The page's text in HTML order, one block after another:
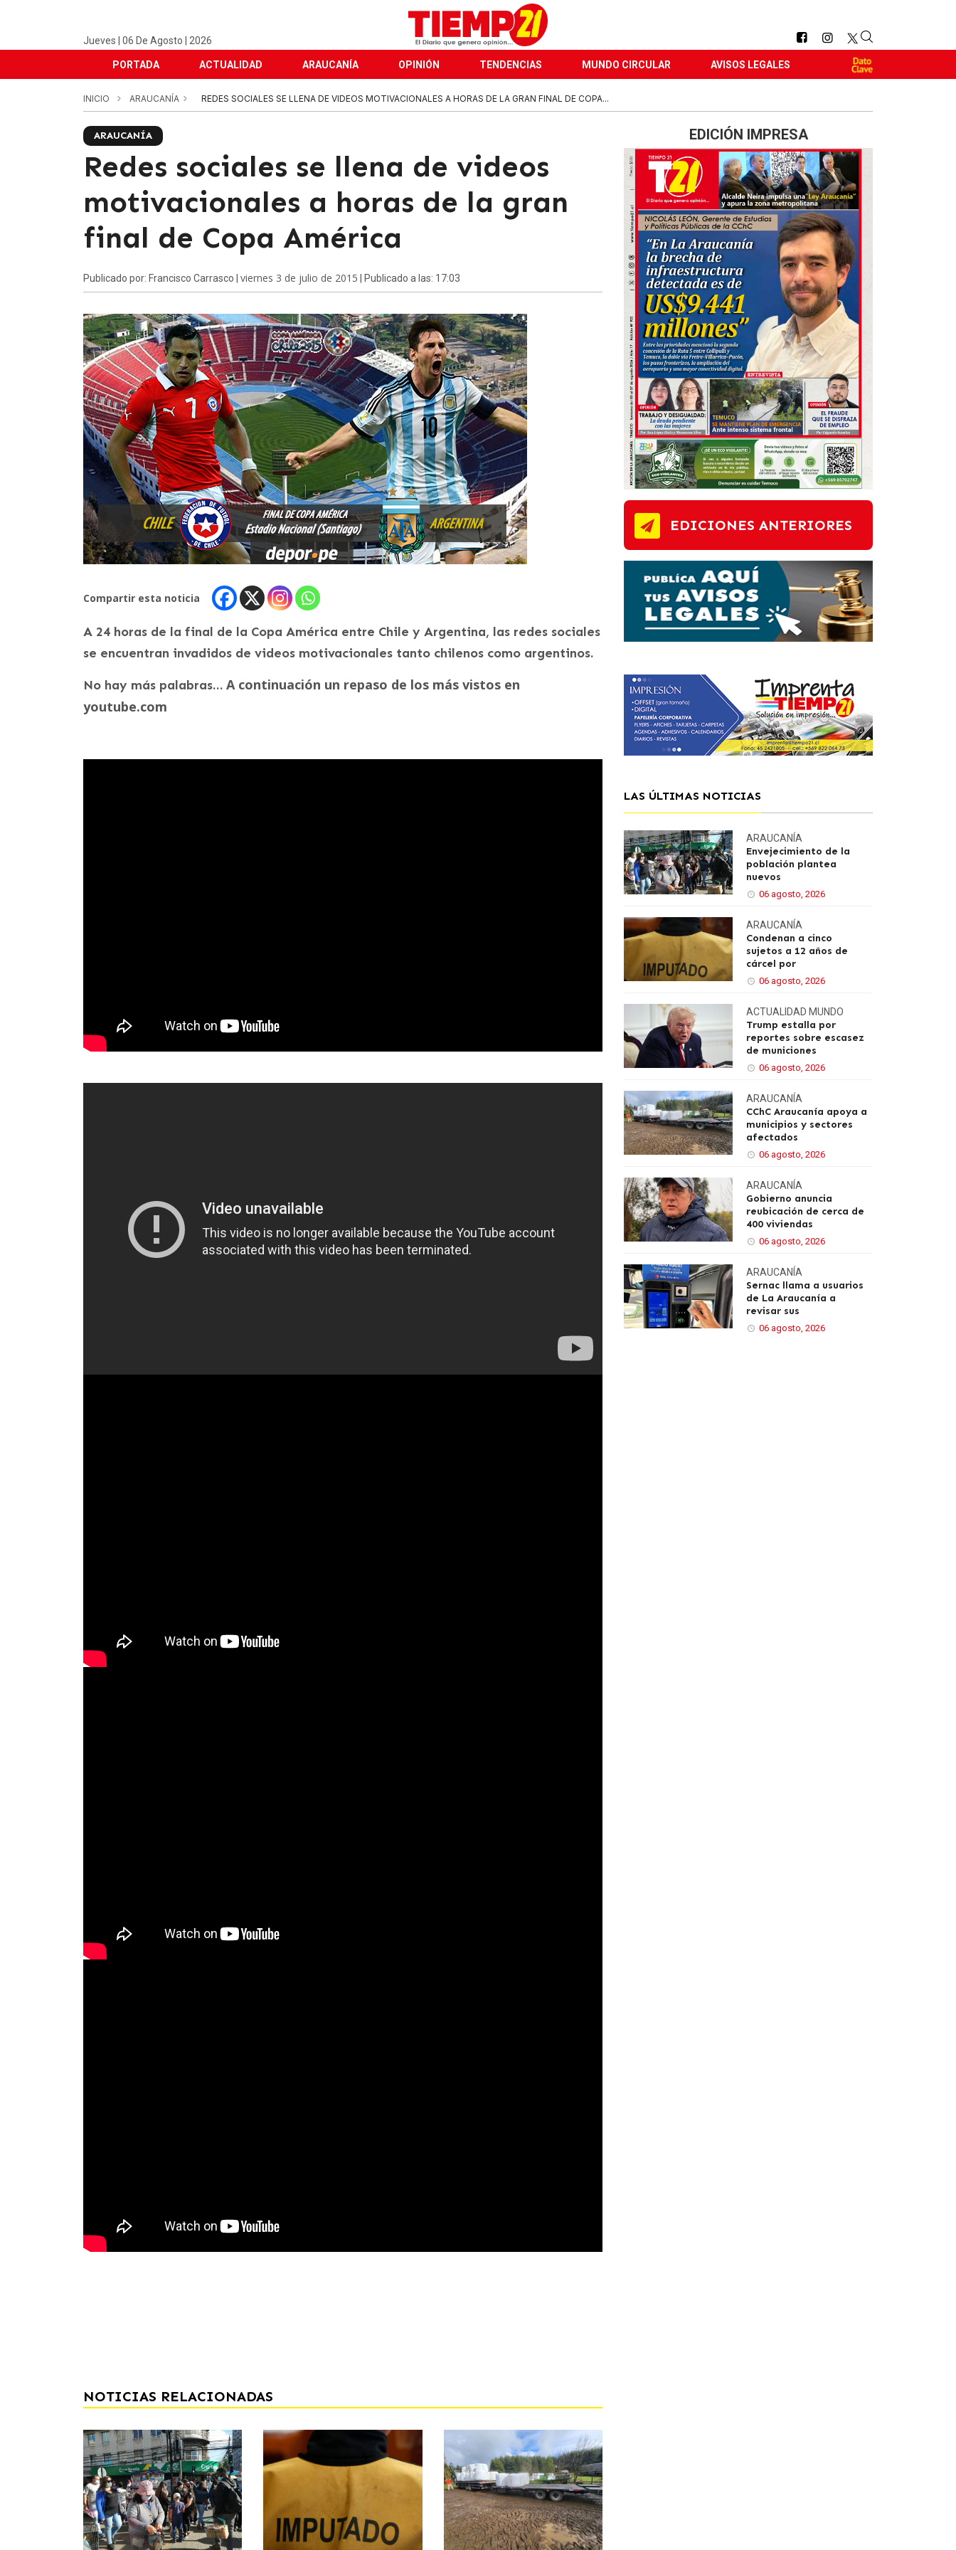
Jueves | 06 De Agosto | 2026
PORTADA ACTUALIDAD ARAUCANÍA OPINIÓN TENDENCIAS MUNDO CIRCULAR AVISOS LEGALES
INICIO ARAUCANÍA REDES SOCIALES SE LLENA DE VIDEOS MOTIVACIONALES A HORAS DE LA GRAN FINAL DE COPA...
ARAUCANÍA
Redes sociales se llena de videos
motivacionales a horas de la gran
final de Copa América
Publicado por: Francisco Carrasco | viernes 3 de julio de 2015 | Publicado a las: 17:03
Compartir esta noticia
A 24 horas de la final de la Copa América entre Chile y Argentina, las redes sociales
se encuentran invadidos de videos motivacionales tanto chilenos como argentinos.
No hay más palabras… A continuación un repaso de los más vistos en
youtube.com
NOTICIAS RELACIONADAS
EDICIÓN IMPRESA
EDICIONES ANTERIORES
LAS ÚLTIMAS NOTICIAS
ARAUCANÍA
Envejecimiento de la
población plantea
nuevos
06 agosto, 2026
ARAUCANÍA
Condenan a cinco
sujetos a 12 años de
cárcel por
06 agosto, 2026
ACTUALIDAD MUNDO
Trump estalla por
reportes sobre escasez
de municiones
06 agosto, 2026
ARAUCANÍA
CChC Araucanía apoya a
municipios y sectores
afectados
06 agosto, 2026
ARAUCANÍA
Gobierno anuncia
reubicación de cerca de
400 viviendas
06 agosto, 2026
ARAUCANÍA
Sernac llama a usuarios
de La Araucanía a
revisar sus
06 agosto, 2026